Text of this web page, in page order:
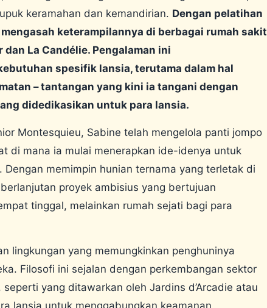
keramahan dan kemandirian. Dengan pelatihan
keterampilannya di berbagai rumah sakit
La Candélie. Pengalaman ini
spesifik lansia, terutama dalam hal
– tantangan yang kini ia tangani dengan
didedikasikan untuk para lansia.
Montesquieu, Sabine telah mengelola panti jompo
di mana ia mulai menerapkan ide-idenya untuk
memimpin hunian ternama yang terletak di
proyek ambisius yang bertujuan
tinggal, melainkan rumah sejati bagi para
lingkungan yang memungkinkan penghuninya
Filosofi ini sejalan dengan perkembangan sektor
yang ditawarkan oleh Jardins d’Arcadie atau